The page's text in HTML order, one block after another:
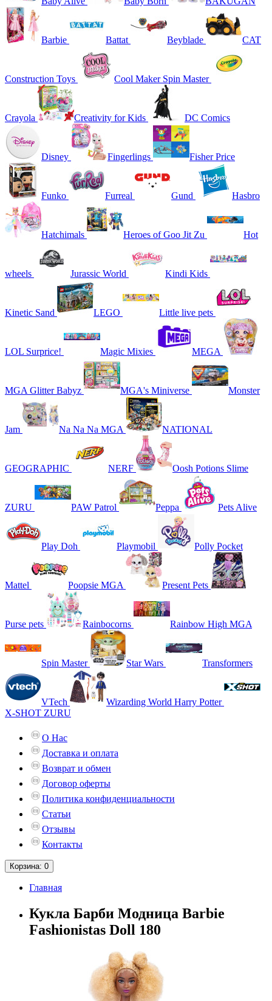
Barbie Battat Beyblade CAT
Construction Toys Cool Maker Spin Master
Crayola Creativity for Kids DC Comics
Disney Fingerlings Fisher Price
Funko Furreal Gund Hasbro
Hatchimals Heroes of Goo Jit Zu Hot
wheels Jurassic World Kindi Kids
Kinetic Sand LEGO Little live pets
LOL Surprice! Magic Mixies MEGA
MGA Glitter Babyz MGA's Miniverse Monster
Jam Na Na Na MGA NATIONAL
GEOGRAPHIC NERF Oosh Potions Slime
ZURU PAW Patrol Peppa Pets Alive
Play Doh Playmobil Polly Pocket
Mattel Poopsie MGA Present Pets
Purse pets Rainbocorns Rainbow High MGA
Spin Master Star Wars Transformers
VTech
Wizarding World Harry Potter
X-SHOT ZURU
О Нас
Доставка и оплата
Возврат и обмен
Договор оферты
Политика конфиденциальности
Статьи
Отзывы
Контакты
Корзина: 0
Главная
Кукла Барби Модница Barbie
Fashionistas Doll 180